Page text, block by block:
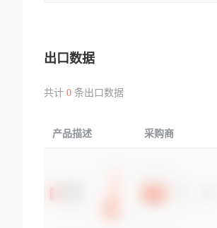
出口数据
共计 0条出口数据
产品描述 采购商